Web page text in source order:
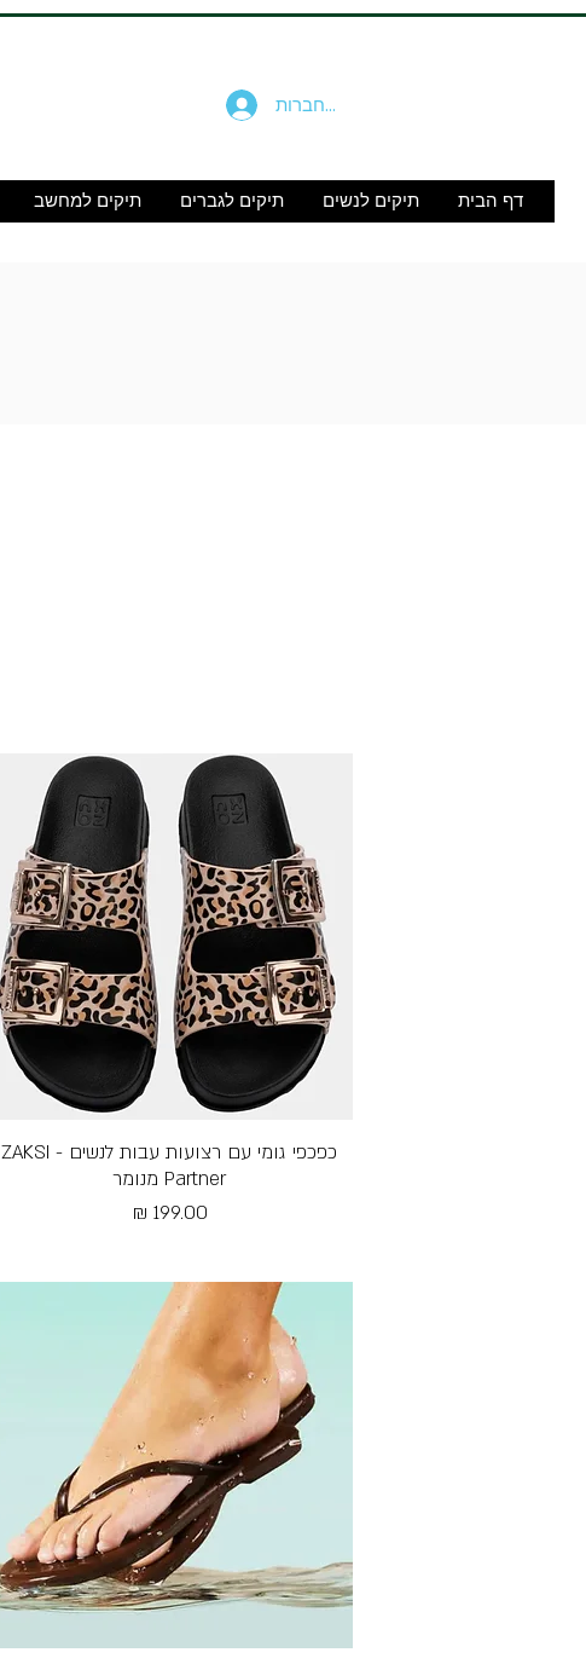
להתחברות
דף הבית תיקים לנשים תיקים לגברים תיקים למחשב
תצוגה מהירה
כפכפי גומי עם רצועות עבות לנשים - ZAKSI
Partner מנומר
מחיר